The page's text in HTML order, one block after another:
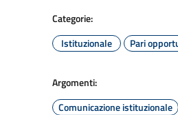
Categorie:
Istituzionale
Pari
Argomenti:
Comunicazione istituzionale